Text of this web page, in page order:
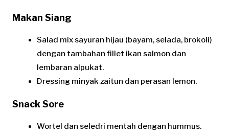
Makan Siang
Salad mix sayuran hijau (bayam, selada, brokoli)
dengan tambahan fillet ikan salmon dan
lembaran alpukat.
Dressing minyak zaitun dan perasan lemon.
Snack Sore
Wortel dan seledri mentah dengan hummus.